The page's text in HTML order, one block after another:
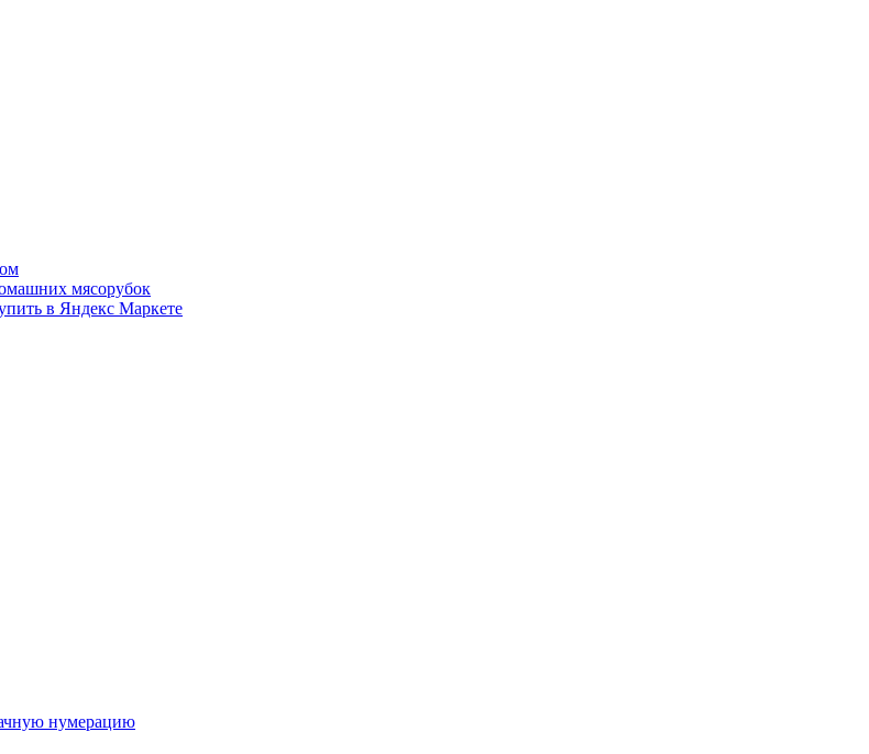
мясорубок
в Яндекс Маркете
нумерацию